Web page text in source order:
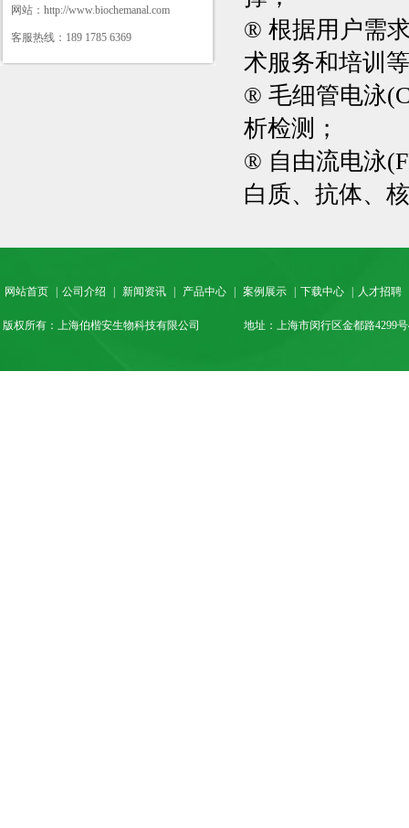
网站：http://www.biochemanal.com
客服热线：189 1785 6369
® 根据用户需
术服务和培训
® 毛细管电泳
析检测；
® 自由流电泳(
白质、抗体、
网站首页 公司介绍 新闻资讯 产品中心 案例展示 下载中心 人才招聘
版权所有：上海伯楷安生物科技有限公司 地址：上海市闵行区金都路4299